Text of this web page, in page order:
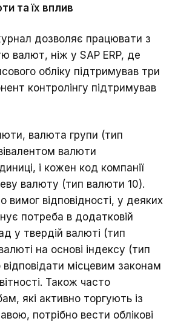
та їх вплив
дозволяє працювати з
валют, ніж у SAP ERP, де
обліку підтримував три
контролінгу підтримував
валюта групи (тип
валюти
і кожен код компанії
валюту (тип валюти 10).
вимог відповідності, у деяких
потреба в додатковій
у твердій валюті (тип
на основі індексу (тип
місцевим законам
Також часто
які активно торгують із
потрібно вести облікові